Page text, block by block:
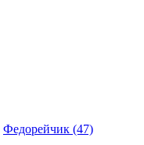
Федорейчик (47)